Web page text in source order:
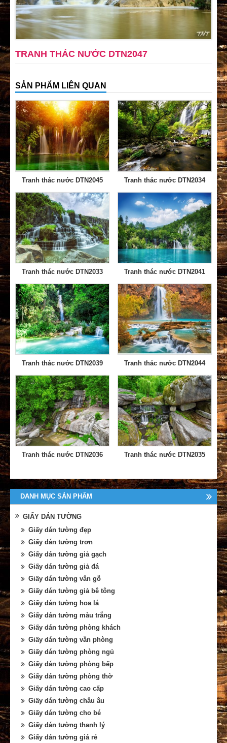
TRANH THÁC NƯỚC DTN2047
SẢN PHẨM LIÊN QUAN
Tranh thác nước DTN2045 Tranh thác nước DTN2034
Tranh thác nước DTN2033 Tranh thác nước DTN2041
Tranh thác nước DTN2039 Tranh thác nước DTN2044
Tranh thác nước DTN2036 Tranh thác nước DTN2035
DANH MỤC SẢN PHẨM
GIẤY DÁN TƯỜNG
Giấy dán tường đẹp
Giấy dán tường trơn
Giấy dán tường giả gạch
Giấy dán tường giả đá
Giấy dán tường vân gỗ
Giấy dán tường giả bê tông
Giấy dán tường hoa lá
Giấy dán tường màu trắng
Giấy dán tường phòng khách
Giấy dán tường văn phòng
Giấy dán tường phòng ngủ
Giấy dán tường phòng bếp
Giấy dán tường phòng thờ
Giấy dán tường cao cấp
Giấy dán tường châu âu
Giấy dán tường cho bé
Giấy dán tường thanh lý
Giấy dán tường giá rẻ